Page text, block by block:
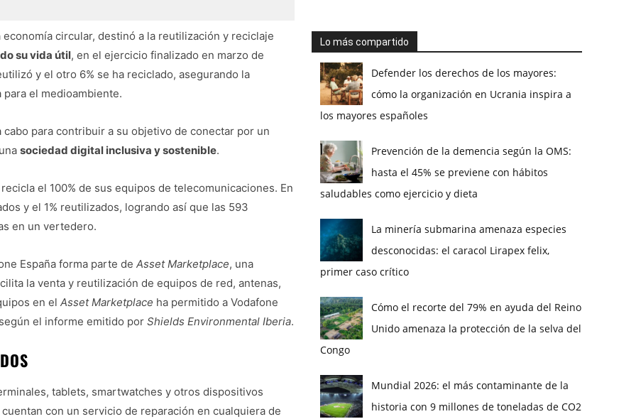
circular, destinó a la reutilización y reciclaje
su vida útil, en el ejercicio finalizado en marzo de
y el otro 6% se ha reciclado, asegurando la
el medioambiente.
para contribuir a su objetivo de conectar por un
sociedad digital inclusiva y sostenible.
el 100% de sus equipos de telecomunicaciones. En
y el 1% reutilizados, logrando así que las 593
en un vertedero.
España forma parte de Asset Marketplace, una
la venta y reutilización de equipos de red, antenas,
en el Asset Marketplace ha permitido a Vodafone
el informe emitido por Shields Environmental Iberia.
tablets, smartwatches y otros dispositivos
con un servicio de reparación en cualquiera de
Lo más compartido
Defender los derechos de los mayores:
cómo la organización en Ucrania inspira a
los mayores españoles
Prevención de la demencia según la OMS:
hasta el 45% se previene con hábitos
saludables como ejercicio y dieta
La minería submarina amenaza especies
desconocidas: el caracol Lirapex felix,
primer caso crítico
Cómo el recorte del 79% en ayuda del Reino
Unido amenaza la protección de la selva del
Congo
Mundial 2026: el más contaminante de la
historia con 9 millones de toneladas de CO2